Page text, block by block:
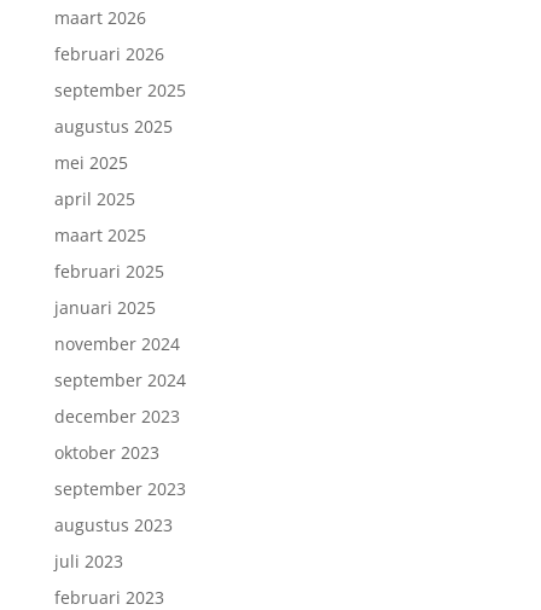
maart 2026
februari 2026
september 2025
augustus 2025
mei 2025
april 2025
maart 2025
februari 2025
januari 2025
november 2024
september 2024
december 2023
oktober 2023
september 2023
augustus 2023
juli 2023
februari 2023